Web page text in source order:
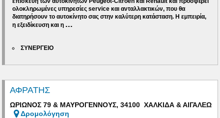
ολοκληρωμένες υπηρεσίες service και ανταλλακτικών, που θα
διατηρήσουν το αυτοκίνητο σας στην καλύτερη κατάσταση. Η εμπειρία,
η εξειδίκευση και η ...
ΣΥΝΕΡΓΕΙΟ
ΑΦΡΑΤΗΣ
ΩΡΙΩΝΟΣ 79 & ΜΑΥΡΟΓΕΝΝΟΥΣ, 34100 ΧΑΛΚΙΔΑ & ΑΙΓΑΛΕΩ
Δρομολόγηση